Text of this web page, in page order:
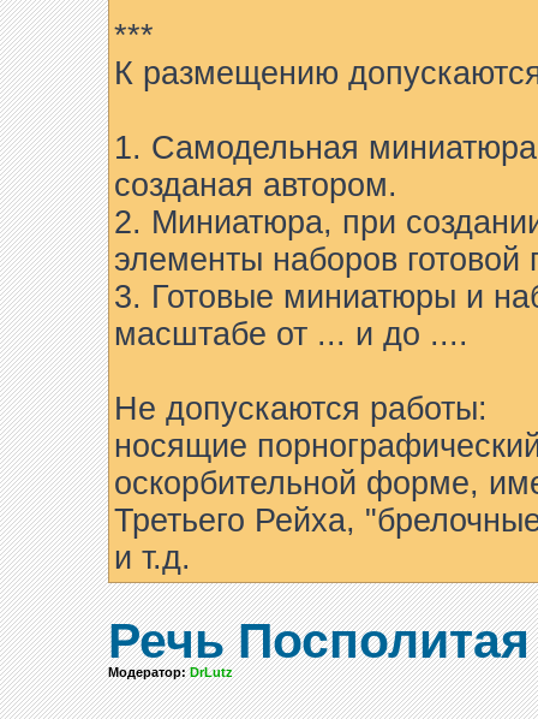
***
К размещению
1. Самодельная
созданая автором.
2. Миниатюра, при
элементы наборов готовой
3. Готовые миниатюры и
масштабе от ... и до ....
Не допускаются работы:
носящие
оскорбительной форме,
Третьего Рейха,
и т.д.
Речь Посполитая
Модератор:DrLutz